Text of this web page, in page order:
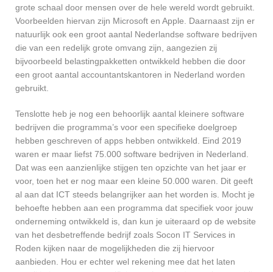
grote schaal door mensen over de hele wereld wordt gebruikt.
Voorbeelden hiervan zijn Microsoft en Apple. Daarnaast zijn er
natuurlijk ook een groot aantal Nederlandse software bedrijven
die van een redelijk grote omvang zijn, aangezien zij
bijvoorbeeld belastingpakketten ontwikkeld hebben die door
een groot aantal accountantskantoren in Nederland worden
gebruikt.
Tenslotte heb je nog een behoorlijk aantal kleinere software
bedrijven die programma’s voor een specifieke doelgroep
hebben geschreven of apps hebben ontwikkeld. Eind 2019
waren er maar liefst 75.000 software bedrijven in Nederland.
Dat was een aanzienlijke stijgen ten opzichte van het jaar er
voor, toen het er nog maar een kleine 50.000 waren. Dit geeft
al aan dat ICT steeds belangrijker aan het worden is. Mocht je
behoefte hebben aan een programma dat specifiek voor jouw
onderneming ontwikkeld is, dan kun je uiteraard op de website
van het desbetreffende bedrijf zoals Socon IT Services in
Roden kijken naar de mogelijkheden die zij hiervoor
aanbieden. Hou er echter wel rekening mee dat het laten